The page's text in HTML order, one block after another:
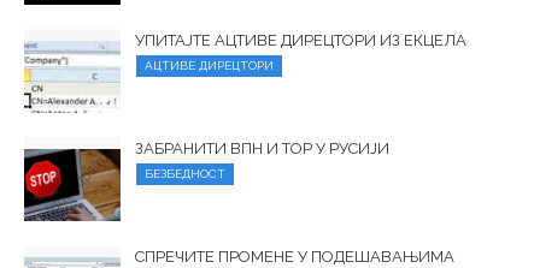
УПИТАЈТЕ АЦТИВЕ ДИРЕЦТОРИ ИЗ ЕКЦЕЛА
АЦТИВЕ ДИРЕЦТОРИ
ЗАБРАНИТИ ВПН И ТОР У РУСИЈИ
БЕЗБЕДНОСТ
СПРЕЧИТЕ ПРОМЕНЕ У ПОДЕШАВАЊИМА